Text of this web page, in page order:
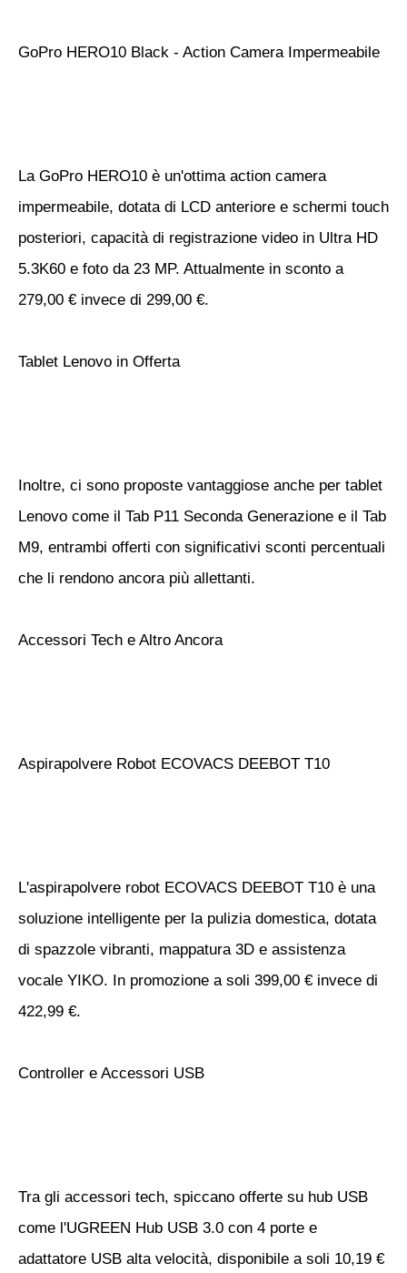
GoPro HERO10 Black - Action Camera Impermeabile
La GoPro HERO10 è un'ottima action camera
impermeabile, dotata di LCD anteriore e schermi touch
posteriori, capacità di registrazione video in Ultra HD
5.3K60 e foto da 23 MP. Attualmente in sconto a
279,00 € invece di 299,00 €.
Tablet Lenovo in Offerta
Inoltre, ci sono proposte vantaggiose anche per tablet
Lenovo come il Tab P11 Seconda Generazione e il Tab
M9, entrambi offerti con significativi sconti percentuali
che li rendono ancora più allettanti.
Accessori Tech e Altro Ancora
Aspirapolvere Robot ECOVACS DEEBOT T10
L'aspirapolvere robot ECOVACS DEEBOT T10 è una
soluzione intelligente per la pulizia domestica, dotata
di spazzole vibranti, mappatura 3D e assistenza
vocale YIKO. In promozione a soli 399,00 € invece di
422,99 €.
Controller e Accessori USB
Tra gli accessori tech, spiccano offerte su hub USB
come l'UGREEN Hub USB 3.0 con 4 porte e
adattatore USB alta velocità, disponibile a soli 10,19 €